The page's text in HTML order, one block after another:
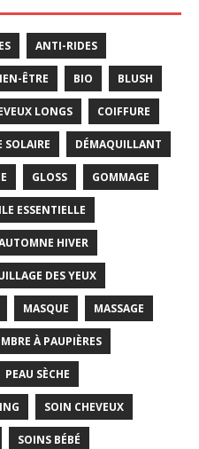
ANTI-RIDES
ÊTRE BIO BLUSH
LONGS COIFFURE
SOLAIRE DÉMAQUILLANT
GLOSS GOMMAGE
ESSENTIELLE
HIVER
DES YEUX
MASQUE MASSAGE
À PAUPIÈRES
PEAU SÈCHE
SOIN CHEVEUX
SOINS BÉBÉ